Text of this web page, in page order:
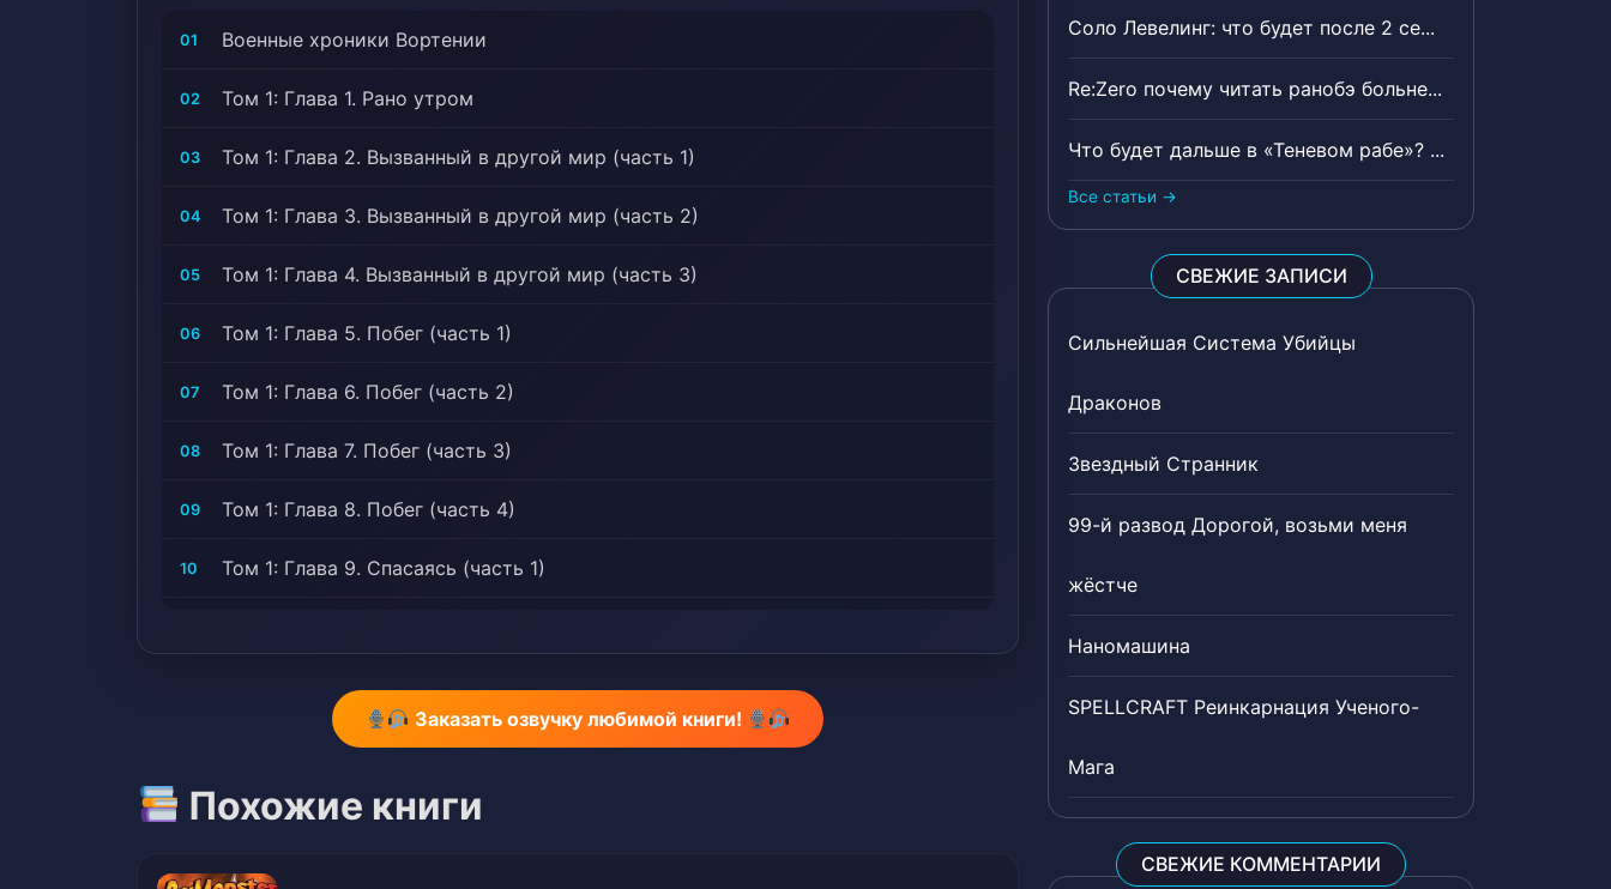
01 Военные хроники Вортении
02 Том 1: Глава 1. Рано утром
03 Том 1: Глава 2. Вызванный в другой мир (часть 1)
04 Том 1: Глава 3. Вызванный в другой мир (часть 2)
05 Том 1: Глава 4. Вызванный в другой мир (часть 3)
06 Том 1: Глава 5. Побег (часть 1)
07 Том 1: Глава 6. Побег (часть 2)
08 Том 1: Глава 7. Побег (часть 3)
09 Том 1: Глава 8. Побег (часть 4)
10 Том 1: Глава 9. Спасаясь (часть 1)
Том 1: Глава 10.2. Спасаясь (часть 2)
Том 1: Глава 11. Спасаясь (часть 3)
14 Том 1: Глава 12. Бегство
Заказать озвучку любимой книги!
Похожие книги
Соло Левелинг: что будет после 2 се...
Re:Zero почему читать ранобэ больне...
Что будет дальше в «Теневом рабе»? ...
Все статьи →
СВЕЖИЕ ЗАПИСИ
Сильнейшая Система Убийцы
Драконов
Звездный Странник
99-й развод Дорогой, возьми меня
жёстче
Наномашина
SPELLCRAFT Реинкарнация Ученого-
Мага
СВЕЖИЕ КОММЕНТАРИИ